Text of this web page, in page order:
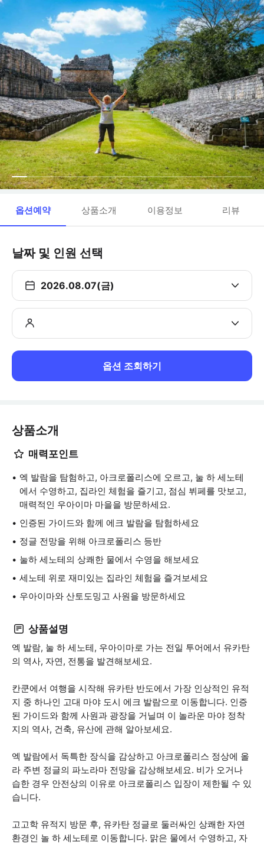
옵션예약 상품소개 이용정보 리뷰
날짜 및 인원 선택
2026.08.07(금)
옵션 조회하기
상품소개
매력포인트
엑 발람을 탐험하고, 아크로폴리스에 오르고, 눌 하 세노테
에서 수영하고, 집라인 체험을 즐기고, 점심 뷔페를 맛보고,
매력적인 우아이마 마을을 방문하세요.
인증된 가이드와 함께 에크 발람을 탐험하세요
정글 전망을 위해 아크로폴리스 등반
눌하 세노테의 상쾌한 물에서 수영을 해보세요
세노테 위로 재미있는 집라인 체험을 즐겨보세요
우아이마와 산토도밍고 사원을 방문하세요
상품설명
엑 발람, 눌 하 세노테, 우아이마로 가는 전일 투어에서 유카탄
의 역사, 자연, 전통을 발견해보세요.
칸쿤에서 여행을 시작해 유카탄 반도에서 가장 인상적인 유적
지 중 하나인 고대 마야 도시 에크 발람으로 이동합니다. 인증
된 가이드와 함께 사원과 광장을 거닐며 이 놀라운 마야 정착
지의 역사, 건축, 유산에 관해 알아보세요.
엑 발람에서 독특한 장식을 감상하고 아크로폴리스 정상에 올
라 주변 정글의 파노라마 전망을 감상해보세요. 비가 오거나
습한 경우 안전상의 이유로 아크로폴리스 입장이 제한될 수 있
습니다.
고고학 유적지 방문 후, 유카탄 정글로 둘러싸인 상쾌한 자연
환경인 놀 하 세노테로 이동합니다. 맑은 물에서 수영하고, 자